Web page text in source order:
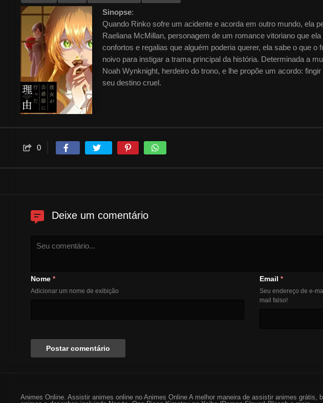
Sinopse:
Quando Rinko sofre um acidente e acorda em outro mundo, ela
Raeliana McMillan, personagem de um romance vitoriano que
confortos e regalias que alguém poderia querer, ela sabe o que
noivo para instigar a trama principal da história. Determinada a
Noah Wynknight, herdeiro do trono, e lhe propõe um acordo:
seu destino cruel.
0
Deixe um comentário
Nome *
Adicionar um nome de exibição
Email *
Seu endereço de e-
mail falso!
Animes Online. Assistir animes online no Animes Online A melhor maneira de assistir animes